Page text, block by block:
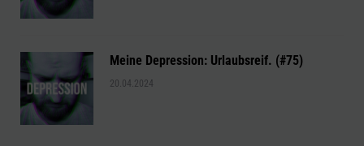
Meine Depression: Urlaubsreif. (#75)
20.04.2024